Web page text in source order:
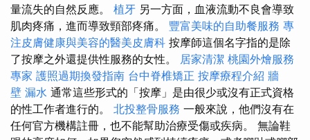
量流失的自然反應。 植牙 另一方面，血液流動不良會導致
肌肉疼痛，進而導致頸部疼痛。 豐富美味的自助餐服務 專
注皮膚健康與美容的醫美皮膚科 按摩師這個名字指的是除
了按摩之外還提供性服務的女性。 居家清潔 桃園外燴服務
專家 護照過期換發指南 台中脊椎矯正 按摩療程介紹 牆
壁 漏水 通常這些形式的「按摩」是由很少或沒有正式資格
的性工作者進行的。 北投整骨服務 一般來說，他們沒有在
任何官方機構註冊，也不能幫助治療受傷或疾病。 無論鞋